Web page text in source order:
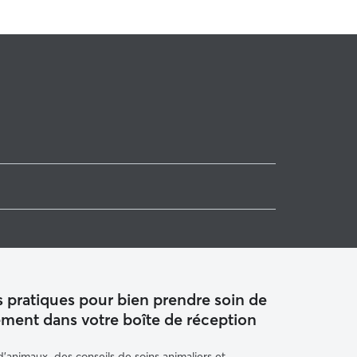
pratiques pour bien prendre soin de
dans votre boîte de réception